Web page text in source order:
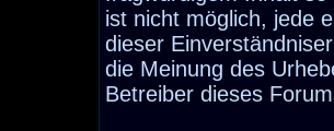
ist nicht möglich, jede
dieser
die Meinung des
Betreiber dieses